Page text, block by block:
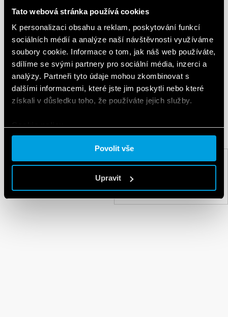
Tato webová stránka používá cookies
K personalizaci obsahu a reklam, poskytování funkcí
sociálních médií a analýze naší návštěvnosti využíváme
soubory cookie. Informace o tom, jak náš web používáte,
sdílíme se svými partnery pro sociální média, inzerci a
analýzy. Partneři tyto údaje mohou zkombinovat s
dalšími informacemi, které jste jim poskytli nebo které
získali v důsledku toho, že používáte jejich služby.
Povolit vše
Upravit
PŘÍSLUŠENSTVÍ JE SOUČÁSTÍ BALENÍ
Čidlo je dodáváno včetně příslušenství pro montáž na
strop, do stropu a do podhledu. Je napájeno přímo z
KNX.